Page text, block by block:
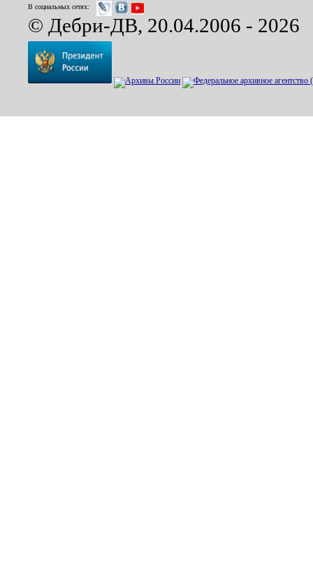
В социальных сетях:
© Дебри-ДВ, 20.04.2006 - 2026